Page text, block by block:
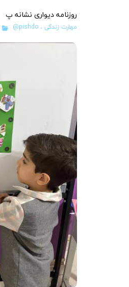
روزنامه دیواری نشانه پ
@pishdo، مهارت زندگی